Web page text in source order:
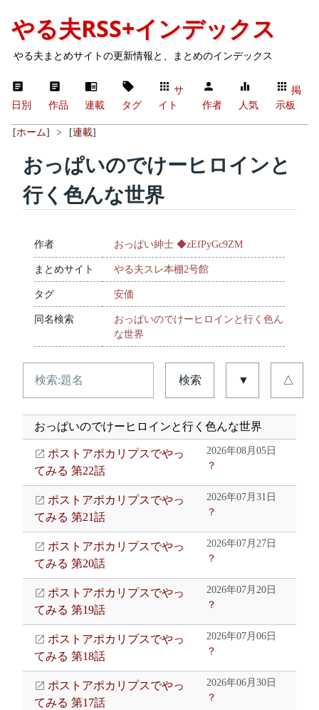
やる夫RSS+インデックス
やる夫まとめサイトの更新情報と、まとめのインデックス
日別 作品 連載 タグ
サ
イト
作者 人気
掲
示板
[ホーム] > [連載]
おっぱいのでけーヒロインと
行く色んな世界
作者 おっぱい紳士 ◆zEfPyGc9ZM
まとめサイト やる夫スレ本棚2号館
タグ 安価
同名検索
おっぱいのでけーヒロインと行く色ん
な世界
検索 ▼ △
おっぱいのでけーヒロインと行く色んな世界
ポストアポカリプスでやっ
てみる 第22話
2026年08月05日
？
ポストアポカリプスでやっ
てみる 第21話
2026年07月31日
？
ポストアポカリプスでやっ
てみる 第20話
2026年07月27日
？
ポストアポカリプスでやっ
てみる 第19話
2026年07月20日
？
ポストアポカリプスでやっ
てみる 第18話
2026年07月06日
？
ポストアポカリプスでやっ
てみる 第17話
2026年06月30日
？